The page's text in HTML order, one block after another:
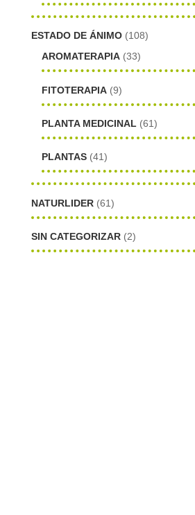
ESTADO DE ÁNIMO (108)
AROMATERAPIA (33)
FITOTERAPIA (9)
PLANTA MEDICINAL (61)
PLANTAS (41)
NATURLIDER (61)
SIN CATEGORIZAR (2)